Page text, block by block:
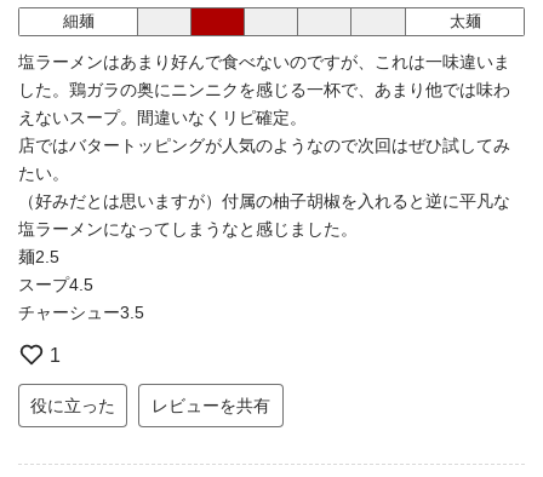
細麺 太麺
塩ラーメンはあまり好んで食べないのですが、これは一味違いま
した。鶏ガラの奥にニンニクを感じる一杯で、あまり他では味わ
えないスープ。間違いなくリピ確定。
店ではバタートッピングが人気のようなので次回はぜひ試してみ
たい。
（好みだとは思いますが）付属の柚子胡椒を入れると逆に平凡な
塩ラーメンになってしまうなと感じました。
麺2.5
スープ4.5
チャーシュー3.5
1
役に立った レビューを共有